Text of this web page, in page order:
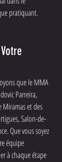
pratiquant.
que le MMA
Parreira,
Miramas et des
Salon-de-
Que vous soyez
équipe
à chaque étape